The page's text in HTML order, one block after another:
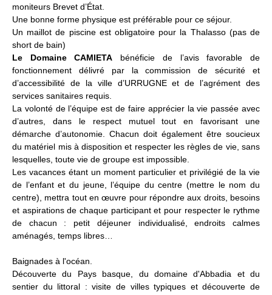
moniteurs Brevet d’État.
Une bonne forme physique est préférable pour ce séjour.
Un maillot de piscine est obligatoire pour la Thalasso (pas de
short de bain)
Le Domaine CAMIETA bénéficie de l’avis favorable de
fonctionnement délivré par la commission de sécurité et
d’accessibilité de la ville d’URRUGNE et de l’agrément des
services sanitaires requis.
La volonté de l’équipe est de faire apprécier la vie passée avec
d’autres, dans le respect mutuel tout en favorisant une
démarche d’autonomie. Chacun doit également être soucieux
du matériel mis à disposition et respecter les règles de vie, sans
lesquelles, toute vie de groupe est impossible.
Les vacances étant un moment particulier et privilégié de la vie
de l’enfant et du jeune, l’équipe du centre (mettre le nom du
centre), mettra tout en œuvre pour répondre aux droits, besoins
et aspirations de chaque participant et pour respecter le rythme
de chacun : petit déjeuner individualisé, endroits calmes
aménagés, temps libres…
Baignades à l'océan.
Découverte du Pays basque, du domaine d'Abbadia et du
sentier du littoral : visite de villes typiques et découverte de